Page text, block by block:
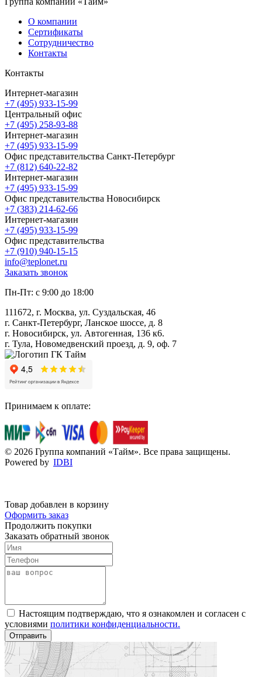
О компании
Сертификаты
Сотрудничество
Контакты
Контакты
Интернет-магазин
+7 (495) 933-15-99
Центральный офис
+7 (495) 258-93-88
Интернет-магазин
+7 (495) 933-15-99
Офис представительства Санкт-Петербург
+7 (812) 640-22-82
Интернет-магазин
+7 (495) 933-15-99
Офис представительства Новосибирск
+7 (383) 214-62-66
Интернет-магазин
+7 (495) 933-15-99
Офис представительства
+7 (910) 940-15-15
info@teplonet.ru
Заказать звонок
Пн-Пт: с 9:00 до 18:00
111672, г. Москва, ул. Суздальская, 46
г. Санкт-Петербург, Ланское шоссе, д. 8
г. Новосибирск, ул. Автогенная, 136 к6.
г. Тула, Новомедвенский проезд, д. 9, оф. 7
Принимаем к оплате:
© 2026 Группа компаний «Тайм». Все права защищены.
Powered by IDBI
Товар добавлен в корзину
Оформить заказ
Продолжить покупки
Заказать обратный звонок
Настоящим подтверждаю, что я ознакомлен и согласен с
условиями политики конфиденциальности.
Отправить